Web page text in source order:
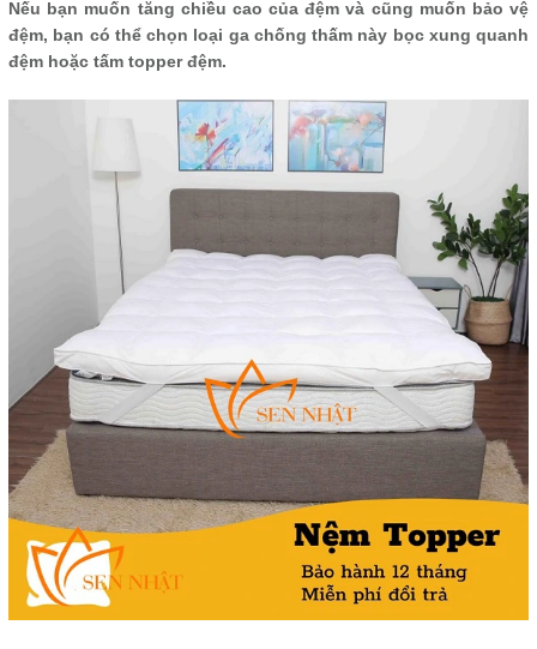
Nếu bạn muốn tăng chiều cao của đệm và cũng muốn bảo vệ
đệm, bạn có thể chọn loại ga chống thấm này bọc xung quanh
đệm hoặc tấm topper đệm.